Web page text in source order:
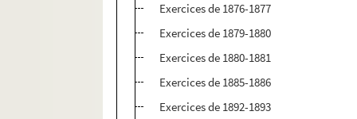
Exercices de 1876-1877
Exercices de 1879-1880
Exercices de 1880-1881
Exercices de 1885-1886
Exercices de 1892-1893